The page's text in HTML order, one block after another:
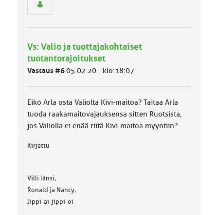
o
k
k
Vs: Valio ja tuottajakohtaiset
tuotantorajoitukset
Vastaus #605.02.20 - klo:18:07
Eikö Arla osta Valiolta Kivi-maitoa? Taitaa Arla
tuoda raakamaitovajauksensa sitten Ruotsista,
jos Valiolla ei enää riitä Kivi-maitoa myyntiin?
Kirjattu
Villi länsi,
Ronald ja Nancy,
Jippi-ai-jippi-oi